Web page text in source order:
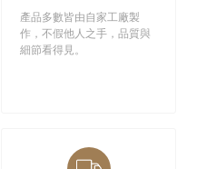
產品多數皆由自家工廠製
作，不假他人之手，品質與
細節看得見。